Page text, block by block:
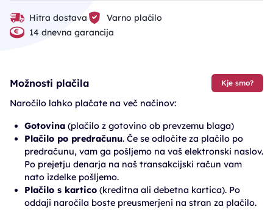
Hitra dostava
Varno plačilo
14 dnevna garancija
Možnosti plačila Kje smo?
Naročilo lahko plačate na več načinov:
Gotovina (plačilo z gotovino ob prevzemu blaga)
Plačilo po predračunu. Če se odločite za plačilo po
predračunu, vam ga pošljemo na vaš elektronski naslov.
Po prejetju denarja na naš transakcijski račun vam
nato izdelke pošljemo.
Plačilo s kartico (kreditna ali debetna kartica). Po
oddaji naročila boste preusmerjeni na stran za plačilo.